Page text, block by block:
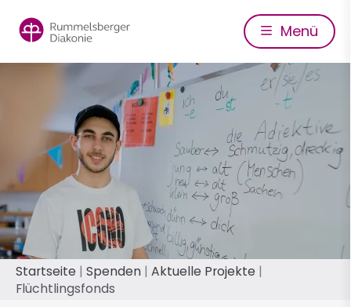
zum
Inhalt
Menü
Pfadnavigation
Startseite Spenden Aktuelle Projekte
Flüchtlingsfonds